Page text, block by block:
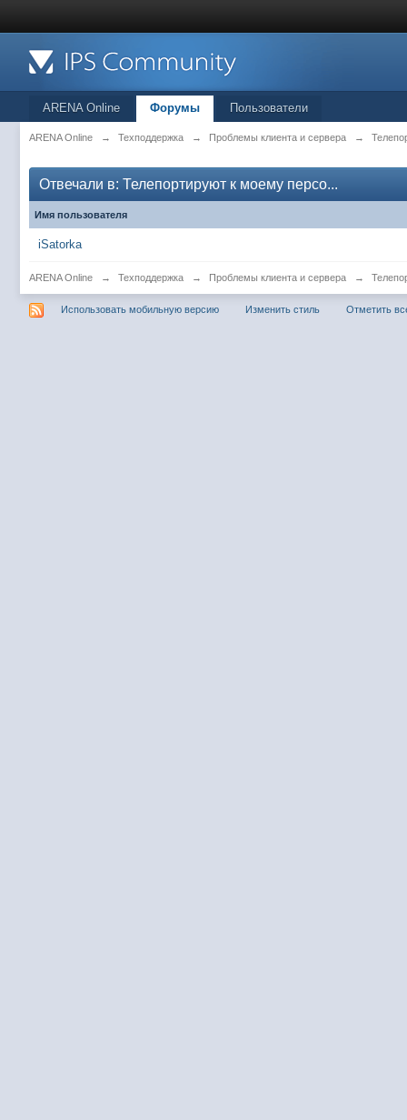
ARENA Online Форумы Пользователи
ARENA Online → Техподдержка → Проблемы клиента и сервера →
Отвечали в: Телепортируют к моему персо...
Имя пользователя
iSatorka
ARENA Online → Техподдержка → Проблемы клиента и сервера →
Использовать мобильную версию Изменить стиль Отметить